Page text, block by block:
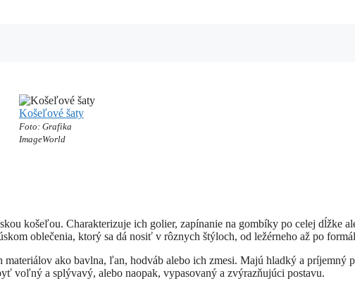
Košeľové šaty
Foto: Grafika
ImageWorld
košeľou. Charakterizuje ich golier, zapínanie na gombíky po celej dĺžke
oblečenia, ktorý sa dá nosiť v rôznych štýloch, od ležérneho až po
ako bavlna, ľan, hodváb alebo ich zmesi. Majú hladký a príjemný
voľný a splývavý, alebo naopak, vypasovaný a zvýrazňujúci postavu.